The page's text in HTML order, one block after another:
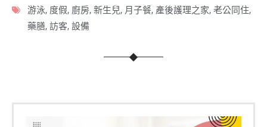
游泳, 度假, 廚房, 新生兒, 月子餐, 產後護理之家, 老公同住,
藥膳, 訪客, 設備